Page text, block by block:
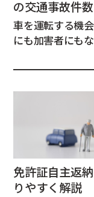
の交通事故件
車を運転する機
にも加害者にもなる可
発生するのか分
免許証自主返
りやすく解説